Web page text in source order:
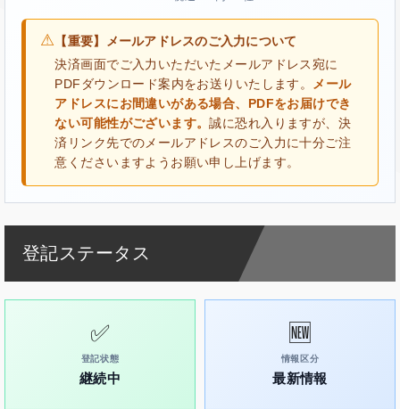
⚠ 【重要】メールアドレスのご入力について
決済画面でご入力いただいたメールアドレス宛に
PDFダウンロード案内をお送りいたします。
メール
アドレスにお間違いがある場合、PDFをお届けでき
ない可能性がございます。誠に恐れ入りますが、決
済リンク先でのメールアドレスのご入力に十分ご注
意くださいますようお願い申し上げます。
登記ステータス
✅
登記状態
継続中
🆕
情報区分
最新情報